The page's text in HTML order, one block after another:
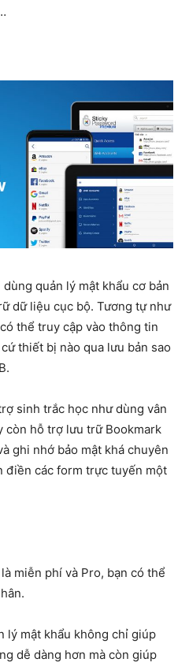
quản lý mật khẩu cơ bản
dữ liệu cục bộ. Tương tự như
thể truy cập vào thông tin
thiết bị nào qua lưu bản sao
sinh trắc học như dùng vân
còn hỗ trợ lưu trữ Bookmark
ghi nhớ bảo mật khá chuyên
điền các form trực tuyến một
miễn phí và Pro, bạn có thể
lý mật khẩu không chỉ giúp
dễ dàng hơn mà còn giúp